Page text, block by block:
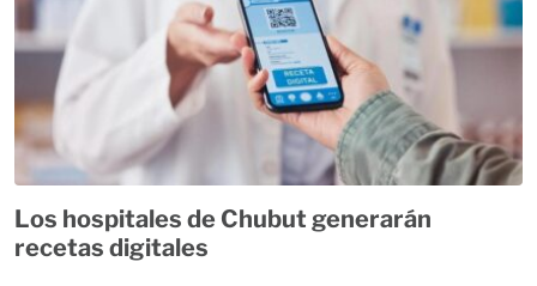
Los hospitales de Chubut generarán
recetas digitales